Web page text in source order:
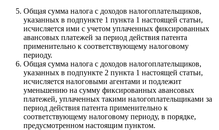
Общая сумма налога с доходов налогоплательщиков,
указанных в подпункте 1 пункта 1 настоящей статьи,
исчисляется ими с учетом уплаченных фиксированных
авансовых платежей за период действия патента
применительно к соответствующему налоговому
периоду.
Общая сумма налога с доходов налогоплательщиков,
указанных в подпункте 2 пункта 1 настоящей статьи,
исчисляется налоговыми агентами и подлежит
уменьшению на сумму фиксированных авансовых
платежей, уплаченных такими налогоплательщиками за
период действия патента применительно к
соответствующему налоговому периоду, в порядке,
предусмотренном настоящим пунктом.